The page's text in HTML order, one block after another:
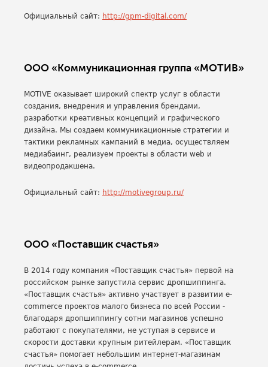
Официальный сайт: http://gpm-digital.com/
ООО «Коммуникационная группа «МОТИВ»
MOTIVE оказывает широкий спектр услуг в области
создания, внедрения и управления брендами,
разработки креативных концепций и графического
дизайна. Мы создаем коммуникационные стратегии и
тактики рекламных кампаний в медиа, осуществляем
медиабаинг, реализуем проекты в области web и
видеопродакшена.
Официальный сайт: http://motivegroup.ru/
ООО «Поставщик счастья»
В 2014 году компания «Поставщик счастья» первой на
российском рынке запустила сервис дропшиппинга.
«Поставщик счастья» активно участвует в развитии e-
commerce проектов малого бизнеса по всей России -
благодаря дропшиппингу сотни магазинов успешно
работают с покупателями, не уступая в сервисе и
скорости доставки крупным ритейлерам. «Поставщик
счастья» помогает небольшим интернет-магазинам